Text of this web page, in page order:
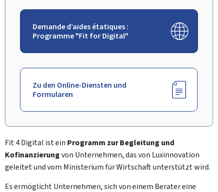
Demande d’aides étatiques :
Programme "Fit for Digital"
Zu den Online-Diensten und
Formularen
Fit 4 Digital ist ein Programm zur Begleitung und
Kofinanzierungvon Unternehmen, das von Luxinnovation
geleitet und vom Ministerium für Wirtschaft unterstützt wird.
Es ermöglicht Unternehmen, sich von einem Berater eine